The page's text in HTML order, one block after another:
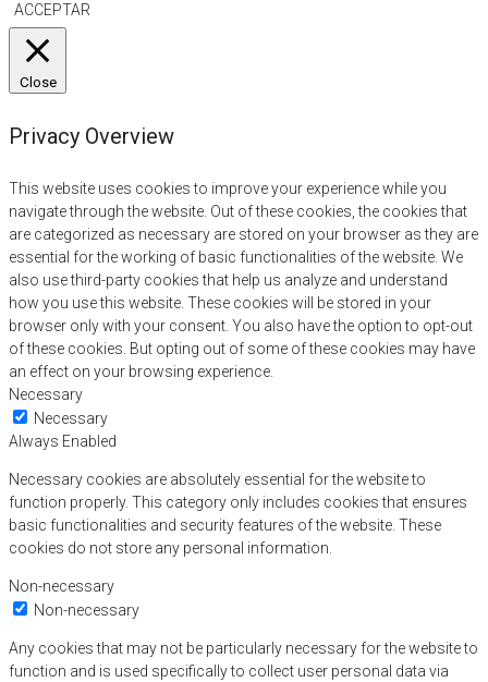
ACCEPTAR
Close
Privacy Overview
This website uses cookies to improve your experience while you
navigate through the website. Out of these cookies, the cookies that
are categorized as necessary are stored on your browser as they are
essential for the working of basic functionalities of the website. We
also use third-party cookies that help us analyze and understand
how you use this website. These cookies will be stored in your
browser only with your consent. You also have the option to opt-out
of these cookies. But opting out of some of these cookies may have
an effect on your browsing experience.
Necessary
Necessary
Always Enabled
Necessary cookies are absolutely essential for the website to
function properly. This category only includes cookies that ensures
basic functionalities and security features of the website. These
cookies do not store any personal information.
Non-necessary
Non-necessary
Any cookies that may not be particularly necessary for the website to
function and is used specifically to collect user personal data via